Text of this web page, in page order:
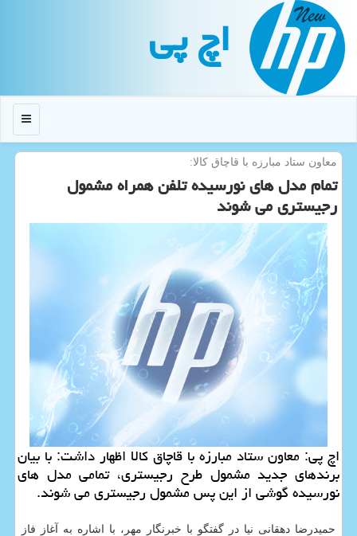
اچ پی
منو
معاون ستاد مبارزه با قاچاق كالا:
تمام مدل های نورسیده تلفن همراه مشمول
رجیستری می شوند
اچ پی: معاون ستاد مبارزه با قاچاق كالا اظهار داشت: با بیان
برندهای جدید مشمول طرح رجیستری، تمامی مدل های
نورسیده گوشی از این پس مشمول رجیستری می شوند.
حمیدرضا دهقانی نیا در گفتگو با خبرنگار مهر، با اشاره به آغاز فاز